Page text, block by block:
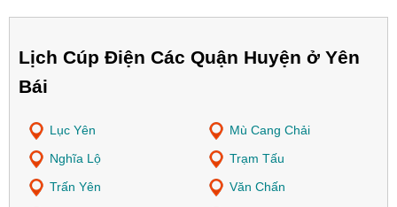
Lịch Cúp Điện Các Quận Huyện ở Yên
Bái
Lục Yên
Mù Cang Chải
Nghĩa Lộ
Trạm Tấu
Trấn Yên
Văn Chấn